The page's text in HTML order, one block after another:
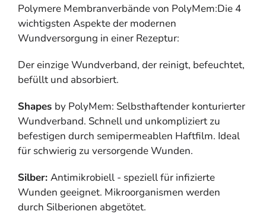
Polymere Membranverbände von PolyMem:Die 4
wichtigsten Aspekte der modernen
Wundversorgung in einer Rezeptur:
Der einzige Wundverband, der reinigt, befeuchtet,
befüllt und absorbiert.
Shapes by PolyMem: Selbsthaftender konturierter
Wundverband. Schnell und unkompliziert zu
befestigen durch semipermeablen Haftfilm. Ideal
für schwierig zu versorgende Wunden.
Silber: Antimikrobiell - speziell für infizierte
Wunden geeignet. Mikroorganismen werden
durch Silberionen abgetötet.